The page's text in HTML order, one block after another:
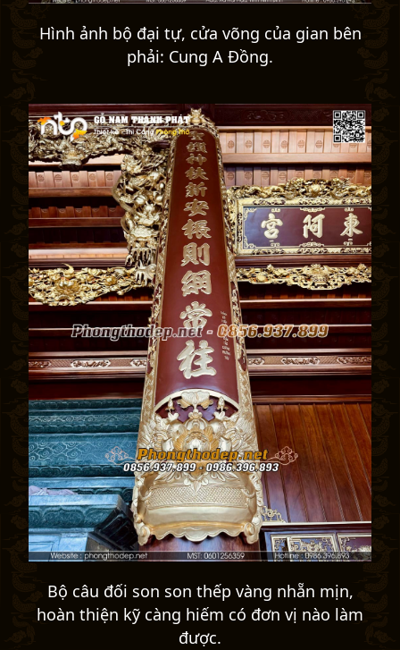
Hình ảnh bộ đại tự, cửa võng của gian bên
phải: Cung A Đồng.
Bộ câu đối son son thếp vàng nhẵn mịn,
hoàn thiện kỹ càng hiếm có đơn vị nào làm
được.